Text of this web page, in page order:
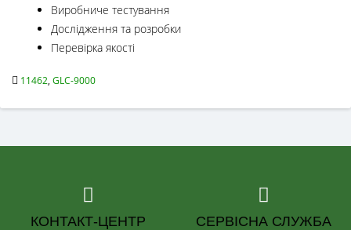
Виробниче тестування
Дослідження та розробки
Перевірка якості
11462, GLC-9000
КОНТАКТ-ЦЕНТР СЕРВІСНА СЛУЖБА